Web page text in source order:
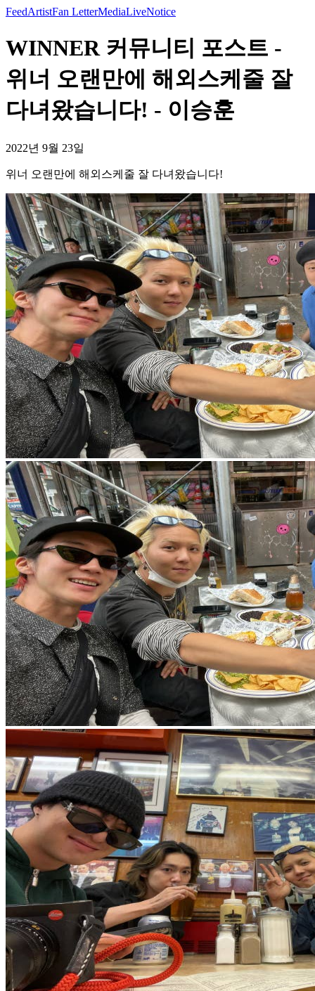
FeedArtistFan LetterMediaLiveNotice
WINNER 커뮤니티 포스트 -
위너 오랜만에 해외스케줄 잘
다녀왔습니다! - 이승훈
2022년 9월 23일
위너 오랜만에 해외스케줄 잘 다녀왔습니다!